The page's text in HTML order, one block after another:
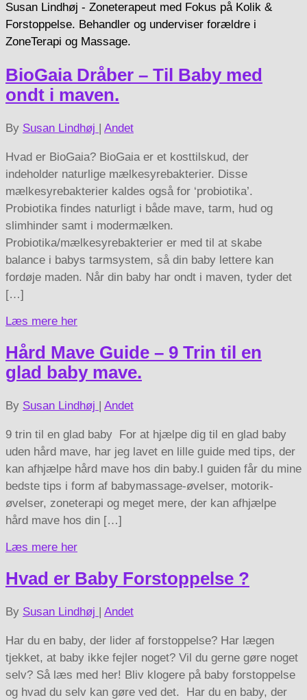
Susan Lindhøj - Zoneterapeut med Fokus på Kolik &
Forstoppelse. Behandler og underviser forældre i
ZoneTerapi og Massage.
BioGaia Dråber – Til Baby med
ondt i maven.
By Susan Lindhøj | Andet
Hvad er BioGaia? BioGaia er et kosttilskud, der
indeholder naturlige mælkesyrebakterier. Disse
mælkesyrebakterier kaldes også for ‘probiotika’.
Probiotika findes naturligt i både mave, tarm, hud og
slimhinder samt i modermælken.
Probiotika/mælkesyrebakterier er med til at skabe
balance i babys tarmsystem, så din baby lettere kan
fordøje maden. Når din baby har ondt i maven, tyder det
[…]
Læs mere her
Hård Mave Guide – 9 Trin til en
glad baby mave.
By Susan Lindhøj | Andet
9 trin til en glad baby For at hjælpe dig til en glad baby
uden hård mave, har jeg lavet en lille guide med tips, der
kan afhjælpe hård mave hos din baby.I guiden får du mine
bedste tips i form af babymassage-øvelser, motorik-
øvelser, zoneterapi og meget mere, der kan afhjælpe
hård mave hos din […]
Læs mere her
Hvad er Baby Forstoppelse ?
By Susan Lindhøj Andet
Har du en baby, der lider af forstoppelse? Har lægen
tjekket, at baby ikke fejler noget? Vil du gerne gøre noget
selv? Så læs med her! Bliv klogere på baby forstoppelse
og hvad du selv kan gøre ved det. Har du en baby, der